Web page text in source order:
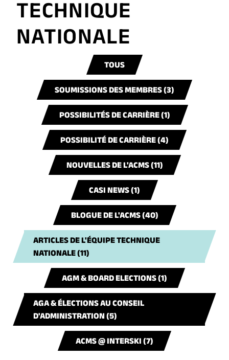
TECHNIQUE
NATIONALE
TOUS
SOUMISSIONS DES MEMBRES (3)
POSSIBILITÉS DE CARRIÈRE (1)
POSSIBILITÉ DE CARRIÈRE (4)
NOUVELLES DE L'ACMS (11)
CASI NEWS (1)
BLOGUE DE L'ACMS (40)
ARTICLES DE L'ÉQUIPE TECHNIQUE
NATIONALE (11)
AGM & BOARD ELECTIONS (1)
AGA & ÉLECTIONS AU CONSEIL
D'ADMINISTRATION (5)
ACMS @ INTERSKI (7)